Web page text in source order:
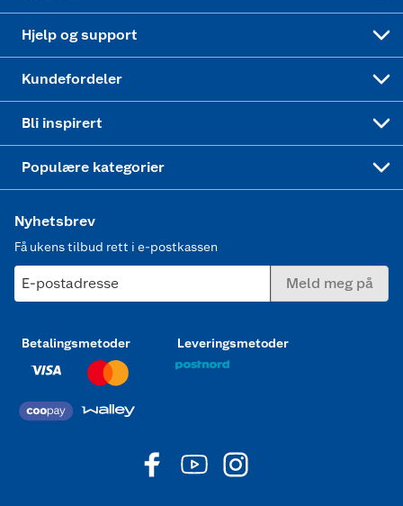
Hjelp og support
Kundefordeler
Bli inspirert
Populære kategorier
Nyhetsbrev
Få ukens tilbud rett i e-postkassen
E-postadresse Meld meg på
Betalingsmetoder Leveringsmetoder